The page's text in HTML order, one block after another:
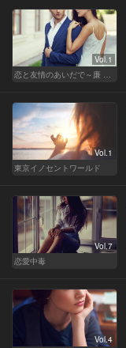
Vol.1
恋と友情のあいだで～廉 Ver.～
Vol.1
東京イノセントワールド
Vol.7
恋愛中毒
Vol.4